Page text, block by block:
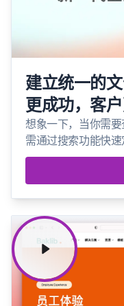
建立统一的
更成功，客
想象一下，当你需
需通过搜索功能快
营销策略，还是日